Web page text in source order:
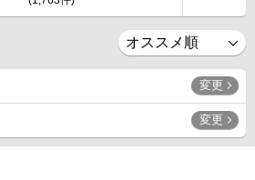
変更
変更